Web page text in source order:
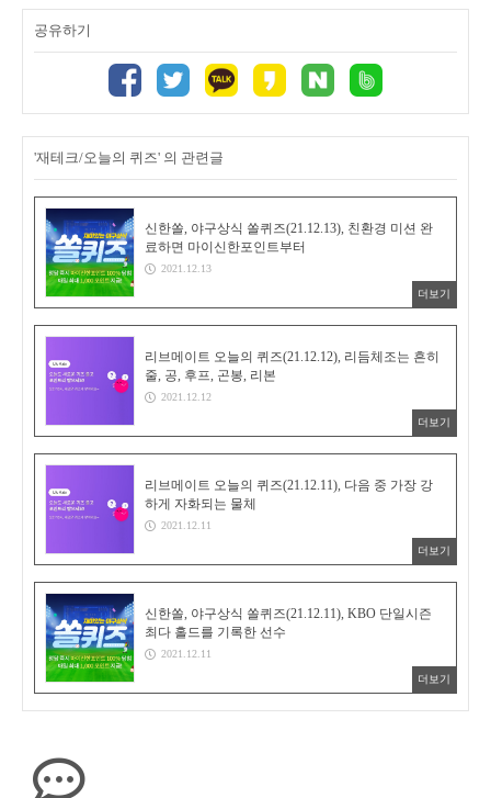
공유하기
'재테크/오늘의 퀴즈' 의 관련글
신한쏠, 야구상식 쏠퀴즈(21.12.13), 친환경 미션 완
료하면 마이신한포인트부터
2021.12.13
더보기
리브메이트 오늘의 퀴즈(21.12.12), 리듬체조는 흔히
줄, 공, 후프, 곤봉, 리본
2021.12.12
더보기
리브메이트 오늘의 퀴즈(21.12.11), 다음 중 가장 강
하게 자화되는 물체
2021.12.11
더보기
신한쏠, 야구상식 쏠퀴즈(21.12.11), KBO 단일시즌
최다 홀드를 기록한 선수
2021.12.11
더보기